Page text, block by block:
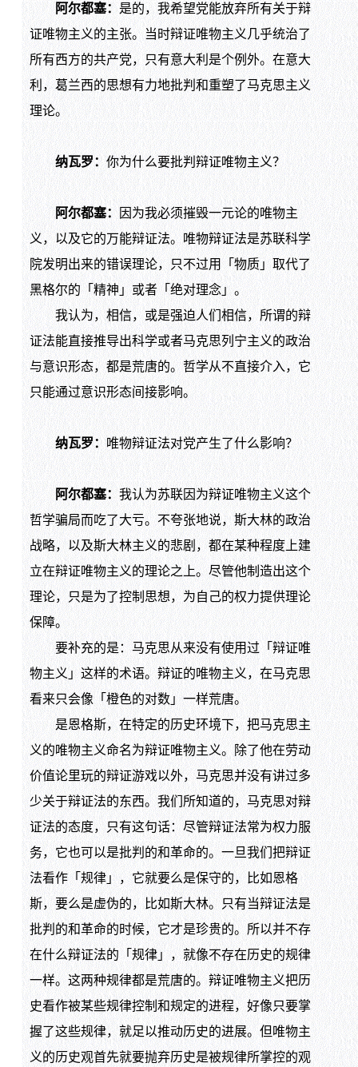
阿尔都塞： 是的，我希望党能放弃所有关于辩
证唯物主义的主张。当时辩证唯物主义几乎统治了
所有西方的共产党，只有意大利是个例外。在意大
利，葛兰西的思想有力地批判和重塑了马克思主义
理论。
纳瓦罗： 你为什么要批判辩证唯物主义？
阿尔都塞：
因为我必须摧毁一元论的唯物主
义，以及它的万能辩证法。唯物辩证法是苏联科学
院发明出来的错误理论，只不过用「物质」取代了
黑格尔的「精神」或者「绝对理念」。
我认为，相信，或是强迫人们相信，所谓的辩
证法能直接推导出科学或者马克思列宁主义的政治
与意识形态，都是荒唐的。哲学从不直接介入，它
只能通过意识形态间接影响。
纳瓦罗： 唯物辩证法对党产生了什么影响？
阿尔都塞： 我认为苏联因为辩证唯物主义这个
哲学骗局而吃了大亏。不夸张地说，斯大林的政治
战略，以及斯大林主义的悲剧，都在某种程度上建
立在辩证唯物主义的理论之上。尽管他制造出这个
理论，只是为了控制思想，为自己的权力提供理论
保障。
要补充的是：马克思从来没有使用过「辩证唯
物主义」这样的术语。辩证的唯物主义，在马克思
看来只会像「橙色的对数」一样荒唐。
是恩格斯，在特定的历史环境下，把马克思主
义的唯物主义命名为辩证唯物主义。除了他在劳动
价值论里玩的辩证游戏以外，马克思并没有讲过多
少关于辩证法的东西。我们所知道的，马克思对辩
证法的态度，只有这句话：尽管辩证法常为权力服
务，它也可以是批判的和革命的。一旦我们把辩证
法看作「规律」，它就要么是保守的，比如恩格
斯，要么是虚伪的，比如斯大林。只有当辩证法是
批判的和革命的时候，它才是珍贵的。所以并不存
在什么辩证法的「规律」，就像不存在历史的规律
一样。这两种规律都是荒唐的。辩证唯物主义把历
史看作被某些规律控制和规定的进程，好像只要掌
握了这些规律，就足以推动历史的进展。但唯物主
义的历史观首先就要抛弃历史是被规律所掌控的观